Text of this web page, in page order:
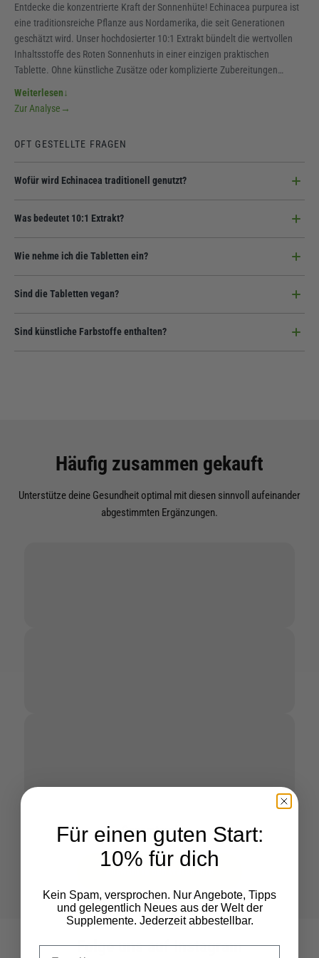
Entdecke die konzentrierte Kraft der Sonnenhüte! Echinacea purpurea ist
eine traditionsreiche Pflanze aus Nordamerika, die seit Generationen
geschätzt wird. Unser hochdosierter 10:1 Extrakt bündelt die wertvollen
Inhaltsstoffe des Roten Sonnenhuts in einer einzigen praktischen
Tablette. Ohne künstliche Zusätze oder komplizierte Zubereitungen
Natur - pur, vegan und in bewährter Premium-Qualität!
Weiterlesen↓
Zur Analyse →
OFT GESTELLTE FRAGEN
Wofür wird Echinacea traditionell genutzt?
und wird zur allgemeinen Unterstützung des Wohlbefindens geschätzt.
Was bedeutet 10:1 Extrakt?
konzentrieren. Du erhältst somit eine deutlich höhere Wirkstoffmenge pro
Tablette.
Wie nehme ich die Tabletten ein?
Flüssigkeit.
Sind die Tabletten vegan?
pflanzlich.
Sind künstliche Farbstoffe enthalten?
Häufig zusammen gekauft
Unterstütze deine Gesundheit optimal mit diesen sinnvoll aufeinander
abgestimmten Ergänzungen.
Gesamtpreis:--
Folge uns auf Instagram
Für einen guten Start:
10% für dich
Kein Spam, versprochen. Nur Angebote, Tipps
und gelegentlich Neues aus der Welt der
Supplemente. Jederzeit abbestellbar.